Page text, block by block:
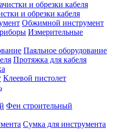
и обрезки кабеля
Обжимной инструмент
Измерительные
Паяльное оборудование
Протяжка для кабеля
Клеевой пистолет
Фен строительный
Сумка для инструмента